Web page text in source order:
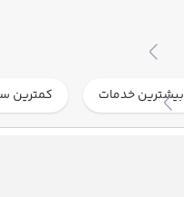
بیشترین خدمات کمترین